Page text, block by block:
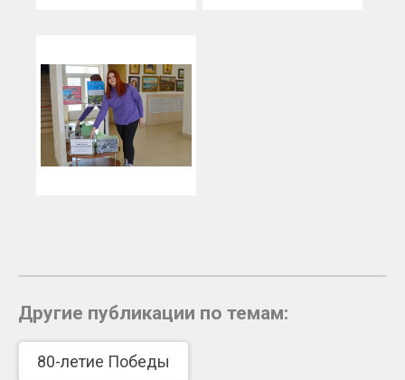
Другие публикации по темам:
80-летие Победы